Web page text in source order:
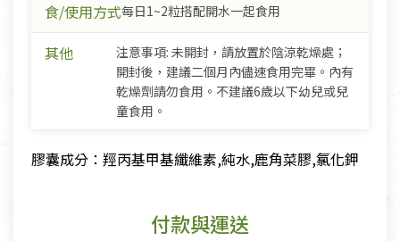
食/使用方式每日1~2粒搭配開水一起食用
其他
注意事項: 未開封，請放置於陰涼乾燥處；
開封後，建議二個月內儘速食用完畢。內有
乾燥劑請勿食用。不建議6歲以下幼兒或兒
童食用。
膠囊成分：羥丙基甲基纖維素,純水,鹿角菜膠,氯化鉀
付款與運送